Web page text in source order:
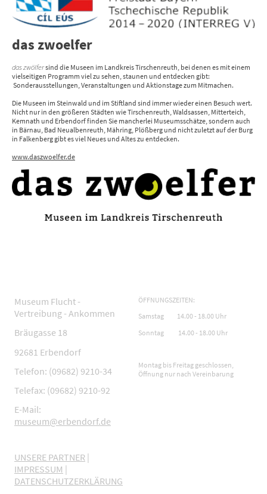
das zwoelfer
das zwölfersind die Museen im Landkreis Tirschenreuth, bei denen es mit einem
vielseitigen Programm viel zu sehen, staunen und entdecken gibt:
Sonderausstellungen, Veranstaltungen und Aktionstage zum Mitmachen.
Die Museen im Steinwald und im Stiftland sind immer wieder einen Besuch wert.
Nicht nur in den größeren Städten wie Tirschenreuth, Waldsassen, Mitterteich,
Kemnath und Erbendorf finden Sie mancherlei Museumsschätze, sondern auch
in Bärnau, Bad Neualbenreuth, Mähring, Plößberg und nicht zuletzt auf der Burg
in Falkenberg gibt es viel Neues und Altes zu entdecken.
www.daszwoelfer.de
Museum Flucht -
Vertreibung - Ankommen
Bräugasse 18
92681 Erbendorf
Telefon: (09682) 9210-34
Telefax: (09682) 9210-92
E-Mail:
museum@erbendorf.de
UNSERE PARTNER |
IMPRESSUM |
DATENSCHUTZERKLÄRUNG
ÖFFNUNGSZEITEN:
Samstag 14.00 - 18.00 Uhr
Sonntag 14.00 - 18.00 Uhr
Montag bis Freitag geschlossen,
Öffnung nur nach Vereinbarung